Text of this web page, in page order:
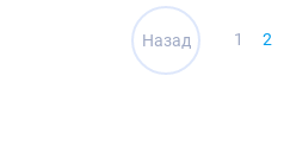
Назад 1 2